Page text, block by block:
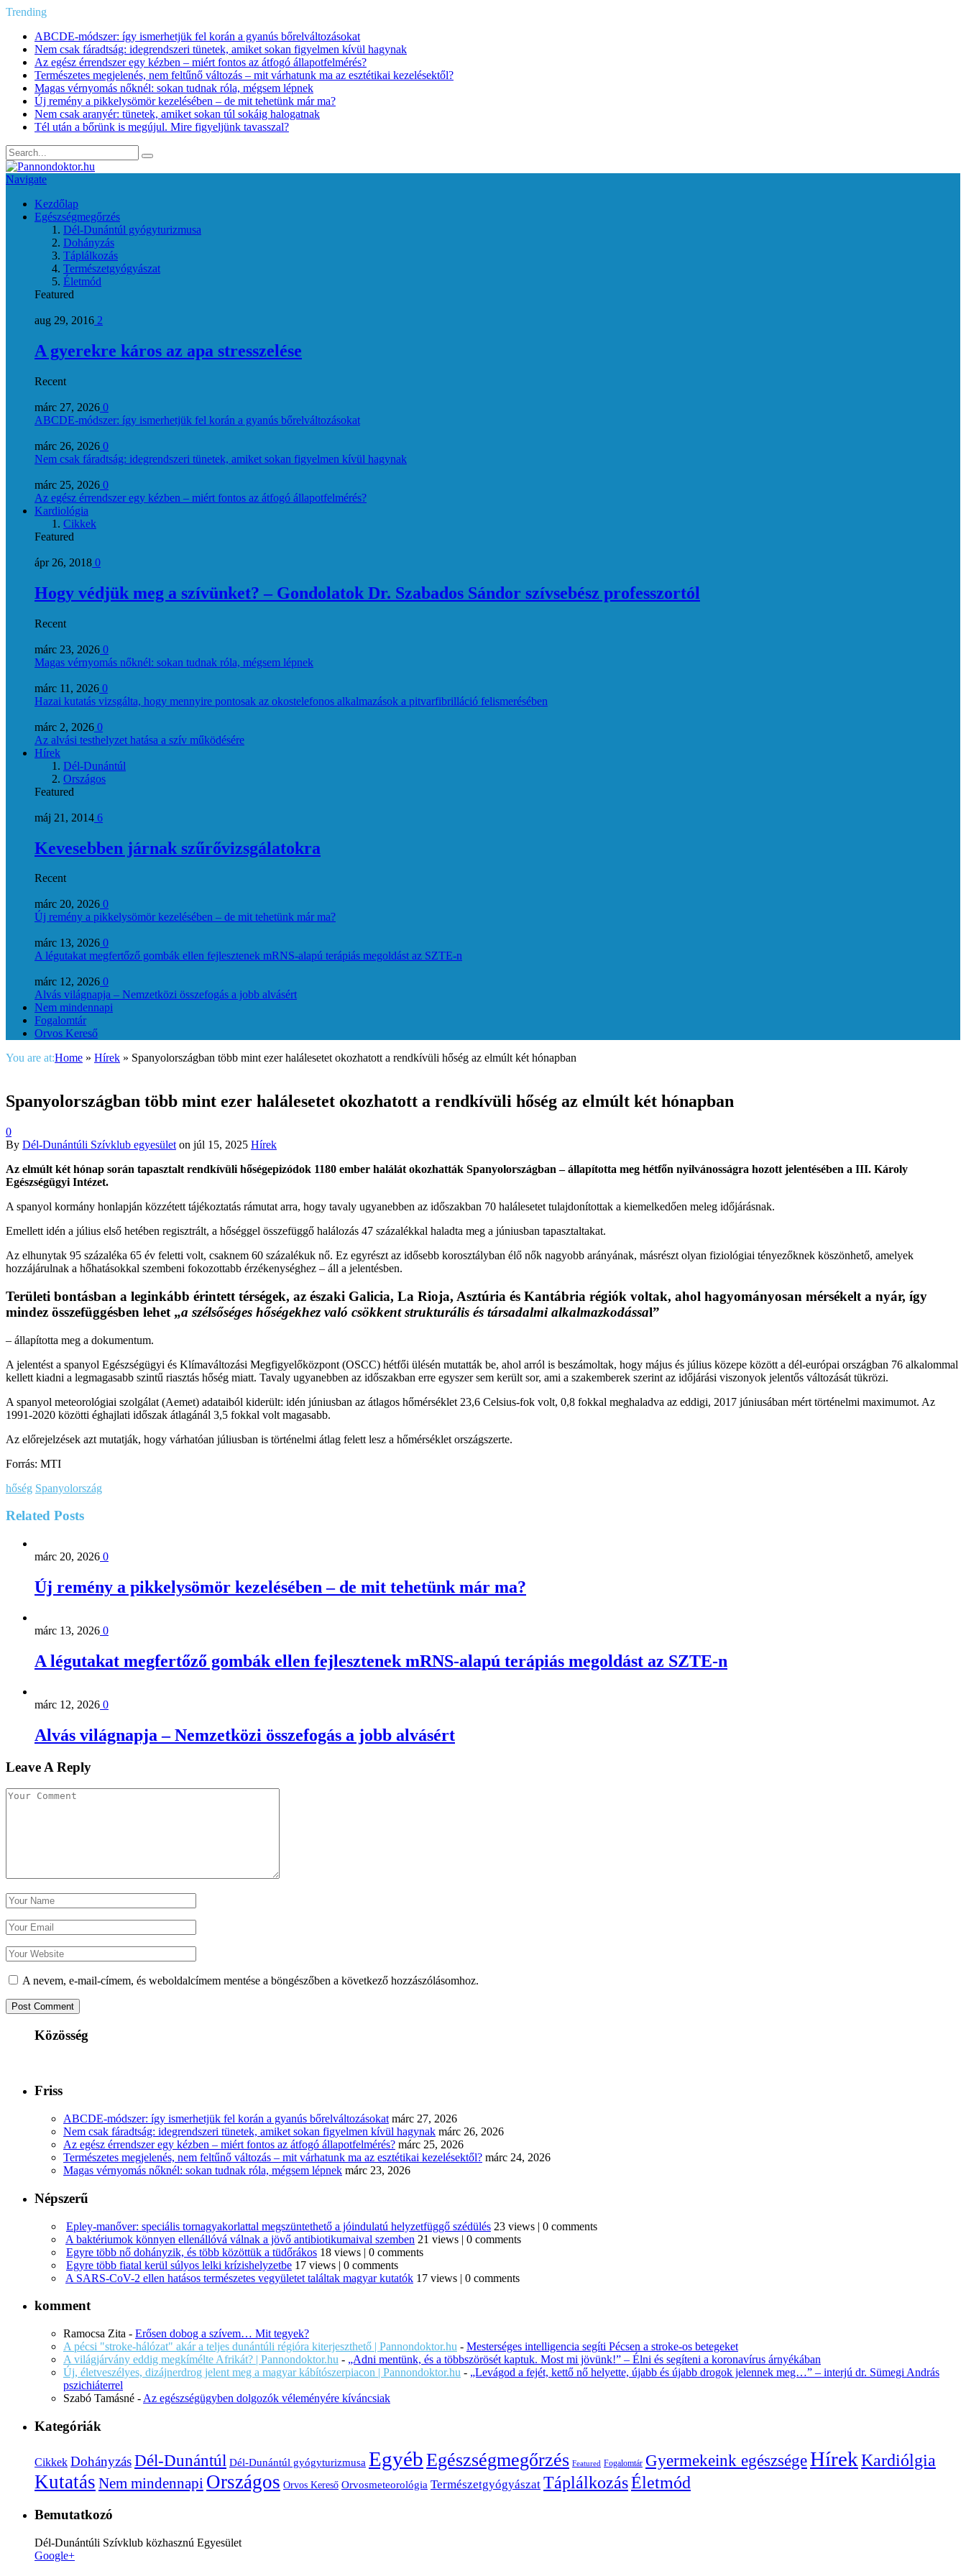
Trending
ABCDE‑módszer: így ismerhetjük fel korán a gyanús bőrelváltozásokat
Nem csak fáradtság: idegrendszeri tünetek, amiket sokan figyelmen kívül hagynak
Az egész érrendszer egy kézben – miért fontos az átfogó állapotfelmérés?
Természetes megjelenés, nem feltűnő változás – mit várhatunk ma az esztétikai kezelésektől?
Magas vérnyomás nőknél: sokan tudnak róla, mégsem lépnek
Új remény a pikkelysömör kezelésében – de mit tehetünk már ma?
Nem csak aranyér: tünetek, amiket sokan túl sokáig halogatnak
Tél után a bőrünk is megújul. Mire figyeljünk tavasszal?
Navigate
Kezdőlap
Egészségmegőrzés
Dél-Dunántúl gyógyturizmusa
Dohányzás
Táplálkozás
Természetgyógyászat
Életmód
Featured
aug 29, 2016 2
A gyerekre káros az apa stresszelése
Recent
márc 27, 2026 0
ABCDE‑módszer: így ismerhetjük fel korán a gyanús bőrelváltozásokat
márc 26, 2026 0
Nem csak fáradtság: idegrendszeri tünetek, amiket sokan figyelmen kívül hagynak
márc 25, 2026 0
Az egész érrendszer egy kézben – miért fontos az átfogó állapotfelmérés?
Kardiológia
Cikkek
Featured
ápr 26, 2018 0
Hogy védjük meg a szívünket? – Gondolatok Dr. Szabados Sándor szívsebész professzortól
Recent
márc 23, 2026 0
Magas vérnyomás nőknél: sokan tudnak róla, mégsem lépnek
márc 11, 2026 0
Hazai kutatás vizsgálta, hogy mennyire pontosak az okostelefonos alkalmazások a pitvarfibrilláció felismerésében
márc 2, 2026 0
Az alvási testhelyzet hatása a szív működésére
Hírek
Dél-Dunántúl
Országos
Featured
máj 21, 2014 6
Kevesebben járnak szűrővizsgálatokra
Recent
márc 20, 2026 0
Új remény a pikkelysömör kezelésében – de mit tehetünk már ma?
márc 13, 2026 0
A légutakat megfertőző gombák ellen fejlesztenek mRNS-alapú terápiás megoldást az SZTE-n
márc 12, 2026 0
Alvás világnapja – Nemzetközi összefogás a jobb alvásért
Nem mindennapi
Fogalomtár
Orvos Kereső
You are at:Home » Hírek » Spanyolországban több mint ezer halálesetet okozhatott a rendkívüli hőség az elmúlt két hónapban
Spanyolországban több mint ezer halálesetet okozhatott a rendkívüli hőség az elmúlt két hónapban
0
By Dél-Dunántúli Szívklub egyesület on júl 15, 2025 Hírek
Az elmúlt két hónap során tapasztalt rendkívüli hőségepizódok 1180 ember halálát okozhatták Spanyolországban – állapította meg hétfőn nyilvánosságra hozott jelentésében a III. Károly
Egészségügyi Intézet.
A spanyol kormány honlapján közzétett tájékoztatás rámutat arra, hogy tavaly ugyanebben az időszakban 70 halálesetet tulajdonítottak a kiemelkedően meleg időjárásnak.
Emellett idén a július első hetében regisztrált, a hőséggel összefüggő halálozás 47 százalékkal haladta meg a júniusban tapasztaltakat.
Az elhunytak 95 százaléka 65 év feletti volt, csaknem 60 százalékuk nő. Ez egyrészt az idősebb korosztályban élő nők nagyobb arányának, másrészt olyan fiziológiai tényezőknek köszönhető, amelyek
hozzájárulnak a hőhatásokkal szembeni fokozottabb érzékenységhez – áll a jelentésben.
Területi bontásban a leginkább érintett térségek, az északi Galicia, La Rioja, Asztúria és Kantábria régiók voltak, ahol hagyományosan mérsékelt a nyár, így
mindez összefüggésben lehet „a szélsőséges hőségekhez való csökkent strukturális és társadalmi alkalmazkodással”
– állapította meg a dokumentum.
A jelentést a spanyol Egészségügyi és Klímaváltozási Megfigyelőközpont (OSCC) hétfői ülésén mutatták be, ahol arról is beszámoltak, hogy május és július közepe között a dél-európai országban 76 alkalommal
kellett kiadni a legmagasabb szintű riasztás hőség miatt. Tavaly ugyanebben az időszakban erre egyszer sem került sor, ami a szakemberek szerint az időjárási viszonyok jelentős változását tükrözi.
A spanyol meteorológiai szolgálat (Aemet) adataiból kiderült: idén júniusban az átlagos hőmérséklet 23,6 Celsius-fok volt, 0,8 fokkal meghaladva az eddigi, 2017 júniusában mért történelmi maximumot. Az
1991-2020 közötti éghajlati időszak átlagánál 3,5 fokkal volt magasabb.
Az előrejelzések azt mutatják, hogy várhatóan júliusban is történelmi átlag felett lesz a hőmérséklet országszerte.
Forrás: MTI
hőség Spanyolország
Related Posts
márc 20, 2026 0
Új remény a pikkelysömör kezelésében – de mit tehetünk már ma?
márc 13, 2026 0
A légutakat megfertőző gombák ellen fejlesztenek mRNS-alapú terápiás megoldást az SZTE-n
márc 12, 2026 0
Alvás világnapja – Nemzetközi összefogás a jobb alvásért
Leave A Reply
A nevem, e-mail-címem, és weboldalcímem mentése a böngészőben a következő hozzászólásomhoz.
Közösség
Friss
ABCDE‑módszer: így ismerhetjük fel korán a gyanús bőrelváltozásokat márc 27, 2026
Nem csak fáradtság: idegrendszeri tünetek, amiket sokan figyelmen kívül hagynak márc 26, 2026
Az egész érrendszer egy kézben – miért fontos az átfogó állapotfelmérés? márc 25, 2026
Természetes megjelenés, nem feltűnő változás – mit várhatunk ma az esztétikai kezelésektől? márc 24, 2026
Magas vérnyomás nőknél: sokan tudnak róla, mégsem lépnek márc 23, 2026
Népszerű
Epley-manőver: speciális tornagyakorlattal megszüntethető a jóindulatú helyzetfüggő szédülés 23 views | 0 comments
A baktériumok könnyen ellenállóvá válnak a jövő antibiotikumaival szemben 21 views | 0 comments
Egyre több nő dohányzik, és több közöttük a tüdőrákos 18 views | 0 comments
Egyre több fiatal kerül súlyos lelki krízishelyzetbe 17 views | 0 comments
A SARS-CoV-2 ellen hatásos természetes vegyületet találtak magyar kutatók 17 views | 0 comments
komment
Ramocsa Zita - Erősen dobog a szívem… Mit tegyek?
A pécsi "stroke-hálózat" akár a teljes dunántúli régióra kiterjeszthető | Pannondoktor.hu - Mesterséges intelligencia segíti Pécsen a stroke-os betegeket
A világjárvány eddig megkímélte Afrikát? | Pannondoktor.hu - „Adni mentünk, és a többszörösét kaptuk. Most mi jövünk!” – Élni és segíteni a koronavírus árnyékában
Új, életveszélyes, dizájnerdrog jelent meg a magyar kábítószerpiacon | Pannondoktor.hu - „Levágod a fejét, kettő nő helyette, újabb és újabb drogok jelennek meg…” – interjú dr. Sümegi András
pszichiáterrel
Szabó Tamásné - Az egészségügyben dolgozók véleményére kíváncsiak
Kategóriák
Cikkek DohányzásDél-Dunántúl Dél-Dunántúl gyógyturizmusa EgyébEgészségmegőrzés Featured Fogalomtár Gyermekeink egészségeHírekKardiólgia
Kutatás Nem mindennapi Országos Orvos Kereső Orvosmeteorológia Természetgyógyászat TáplálkozásÉletmód
Bemutatkozó
Dél-Dunántúli Szívklub közhasznú Egyesület
Google+